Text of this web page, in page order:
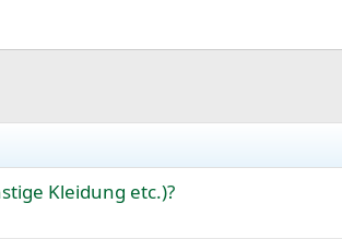
Kleidung etc.)?